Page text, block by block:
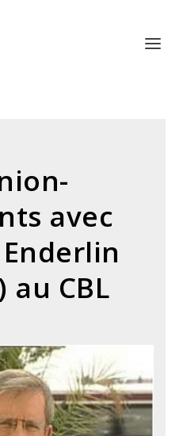
avec
au CBL